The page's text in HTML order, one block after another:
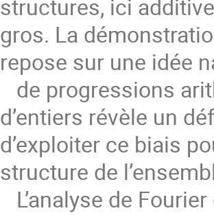
structures, ici
gros. La
repose sur une idée
de progressions
d’entiers révèle un
d’exploiter ce biais
structure de
L’analyse de